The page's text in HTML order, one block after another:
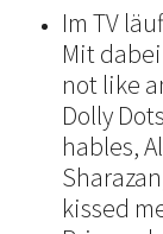
Im TV
Mit
not like
Dolly
hables,
kissed